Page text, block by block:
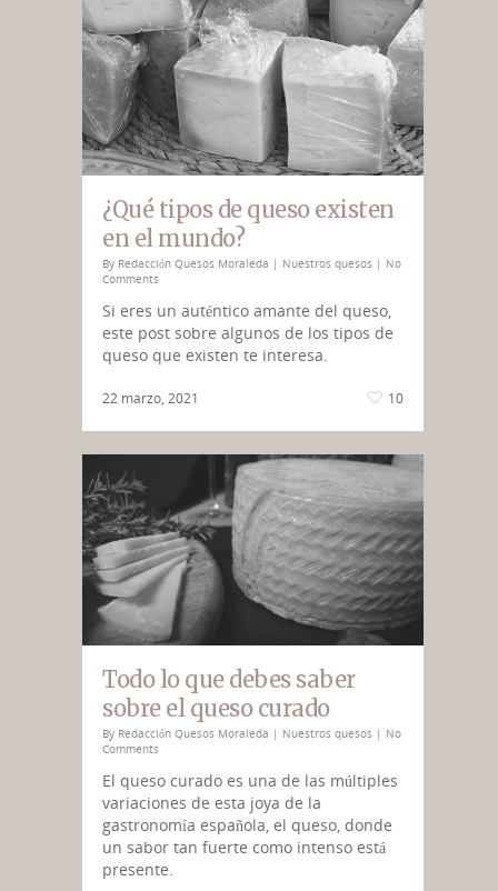
¿Qué tipos de queso existen
en el mundo?
By Redacción Quesos Moraleda | Nuestros quesos | No
Comments
Si eres un auténtico amante del queso,
este post sobre algunos de los tipos de
queso que existen te interesa.
22 marzo, 2021 10
Todo lo que debes saber
sobre el queso curado
By Redacción Quesos Moraleda | Nuestros quesos | No
Comments
El queso curado es una de las múltiples
variaciones de esta joya de la
gastronomía española, el queso, donde
un sabor tan fuerte como intenso está
presente.